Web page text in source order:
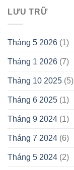
LƯU TRỮ
Tháng 5 2026 (1)
Tháng 1 2026 (7)
Tháng 10 2025 (5)
Tháng 6 2025 (1)
Tháng 9 2024 (1)
Tháng 7 2024 (6)
Tháng 5 2024 (2)